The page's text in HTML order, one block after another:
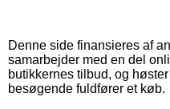
Denne side finansieres af
samarbejder med en del
butikkernes tilbud, og
besøgende fuldfører et køb.